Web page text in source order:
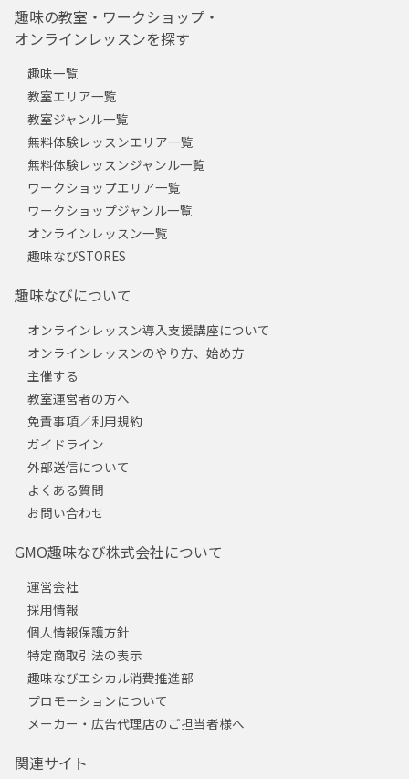
趣味の教室・ワークショップ・
オンラインレッスンを探す
趣味一覧
教室エリア一覧
教室ジャンル一覧
無料体験レッスンエリア一覧
無料体験レッスンジャンル一覧
ワークショップエリア一覧
ワークショップジャンル一覧
オンラインレッスン一覧
趣味なびSTORES
趣味なびについて
オンラインレッスン導入支援講座について
オンラインレッスンのやり方、始め方
主催する
教室運営者の方へ
免責事項／利用規約
ガイドライン
外部送信について
よくある質問
お問い合わせ
GMO趣味なび株式会社について
運営会社
採用情報
個人情報保護方針
特定商取引法の表示
趣味なびエシカル消費推進部
プロモーションについて
メーカー・広告代理店のご担当者様へ
関連サイト